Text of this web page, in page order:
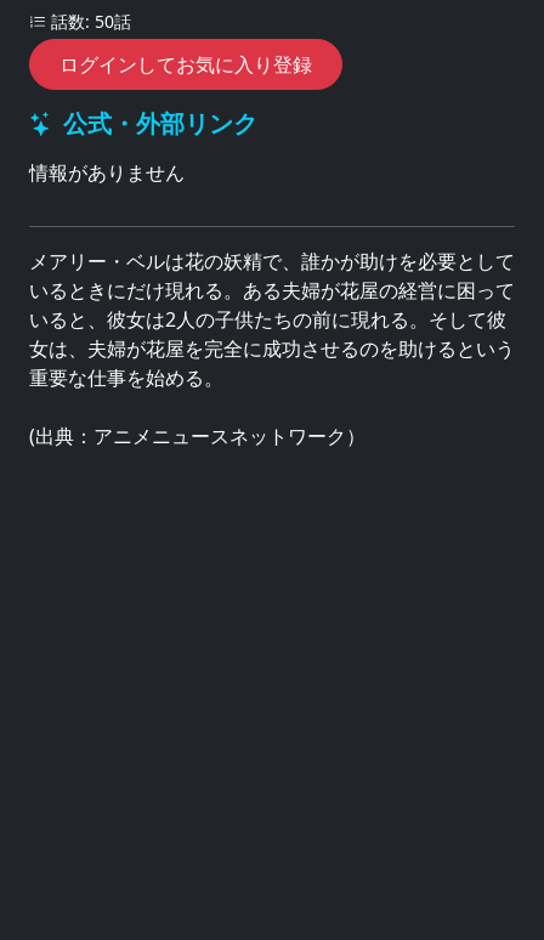
話数: 50話
ログインしてお気に入り登録
公式・外部リンク
情報がありません
メアリー・ベルは花の妖精で、誰かが助けを必要として
いるときにだけ現れる。ある夫婦が花屋の経営に困って
いると、彼女は2人の子供たちの前に現れる。そして彼
女は、夫婦が花屋を完全に成功させるのを助けるという
重要な仕事を始める。
(出典：アニメニュースネットワーク）